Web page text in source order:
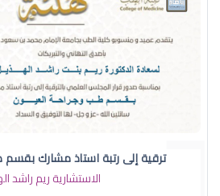
ترقية إلى رتبة استاذ مشارك
الاستشارية ريم راشد